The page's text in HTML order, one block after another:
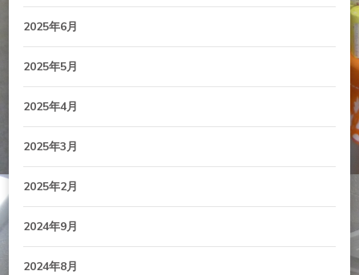
2025年6月
2025年5月
2025年4月
2025年3月
2025年2月
2024年9月
2024年8月